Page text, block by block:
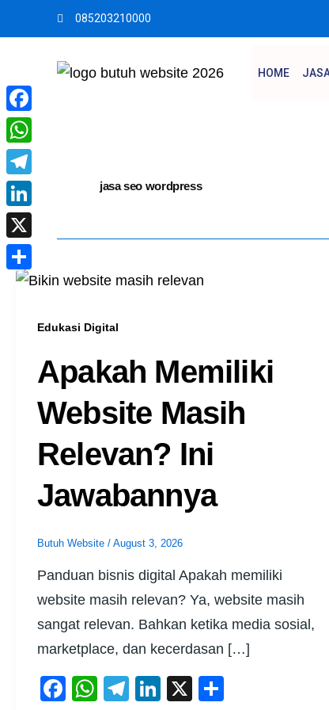
to
085203210000
HOME
jasa seo wordpress
Edukasi Digital
Apakah Memiliki
Website Masih
Relevan? Ini
Jawabannya
Butuh Website / August 3, 2026
Panduan bisnis digital Apakah memiliki
website masih relevan? Ya, website masih
sangat relevan. Bahkan ketika media sosial,
marketplace, dan kecerdasan […]
F
W
T
Li
X
Facebook
WhatsApp
Telegram
LinkedIn
X
Share